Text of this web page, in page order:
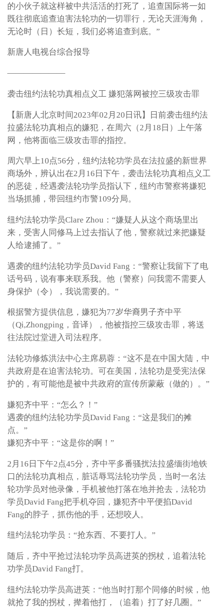
的小伙子就这样被中共活活的打死了，追查国际将一如
既往彻底追查迫害法轮功的一切罪行，无论天涯海角，
无论时（日）长短，我们必将追查到底。”
新唐人电视台综合报导
———————
袭击纽约法轮功真相点义工 嫌犯落网被控三级攻击罪
【新唐人北京时间2023年02月20日讯】日前袭击纽约法
拉盛法轮功真相点的嫌犯，在周六（2月18日）上午落
网，他将面临三级攻击罪的指控。
周六早上10点56分，纽约法轮功学员在法拉盛的新世界
商场外，辨认出在2月16日下午，袭击法轮功真相点义工
的恶徒，经遇袭法轮功学员指认下，纽约市警察将嫌犯
当场抓捕，带回纽约市警109分局。
纽约法轮功学员Clare Zhou：“嫌疑人从这个商场里出
来，受害人同修马上过去指认了他，警察就过来把嫌疑
人给逮捕了。”
遇袭的纽约法轮功学员David Fang：“警察让我留下了电
话号码，说有事来联系我。他（警察）问我需不需要人
身保护（令），我说需要的。”
根据警方提供信息，嫌犯为77岁华裔男子齐中平
（Qi,Zhongping，音译），他被指控三级攻击罪，将送
往法院过堂进入司法程序。
法轮功修炼洪法中心主席易蓉：“这不是在中国大陆，中
共政府是在迫害法轮功。可在美国，法轮功是受宪法保
护的，有可能他是被中共政府的宣传所蒙蔽（做的）。”
嫌犯齐中平：“怎么？！”
遇袭的纽约法轮功学员David Fang：“这是我们的摊
点。”
嫌犯齐中平：“这是你的啊！”
2月16日下午2点45分，齐中平多番骚扰法拉盛缅街地铁
口的法轮功真相点，脏话辱骂法轮功学员，当时一名法
轮功学员对他录像，手机被他打落在地并抢去，法轮功
学员David Fang把手机夺回，嫌犯齐中平便掐David
Fang的脖子，抓伤他的手，还想咬人。
纽约法轮功学员：“抢东西、不要打人。”
随后，齐中平抢过法轮功学员高进英的拐杖，追着法轮
功学员David Fang打。
纽约法轮功学员高进英：“他当时打那个同修的时候，他
就抢了我的拐杖，撵着他打，（追着）打了好几圈。”